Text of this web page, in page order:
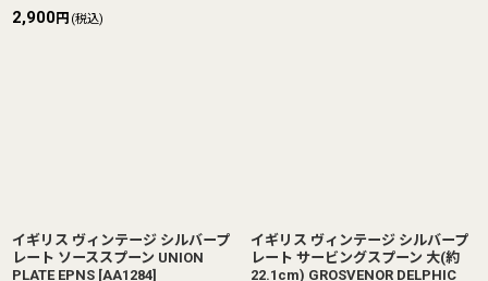
2,900円 (税込)
イギリス ヴィンテージ シルバープ
レート ソーススプーン UNION
PLATE EPNS [AA1284]
イギリス ヴィンテージ シルバープ
レート サービングスプーン 大(約
22.1cm) GROSVENOR DELPHIC